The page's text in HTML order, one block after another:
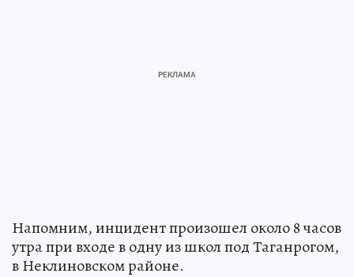
Напомним, инцидент произошел около 8 часов
утра при входе в одну из школ под Таганрогом,
в Неклиновском районе.